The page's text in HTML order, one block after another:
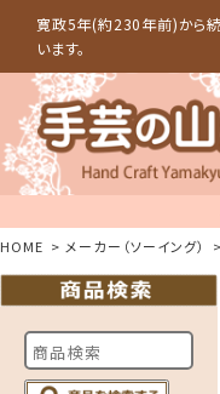
寛政5年(約230年前)から
います。
HOME メーカー（ソーイング）